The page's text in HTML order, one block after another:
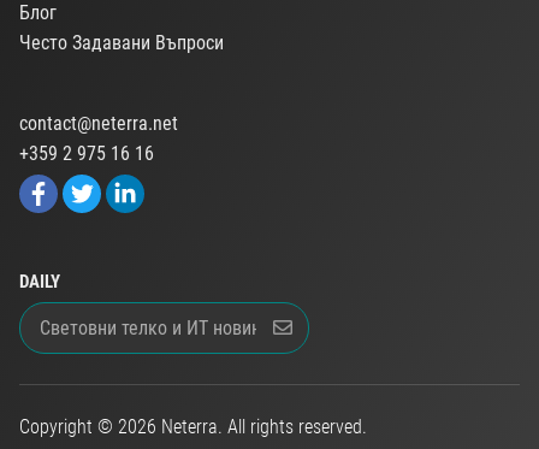
Блог
Често Задавани Въпроси
contact@neterra.net
+359 2 975 16 16
DAILY
Copyright © 2026 Neterra. All rights reserved.